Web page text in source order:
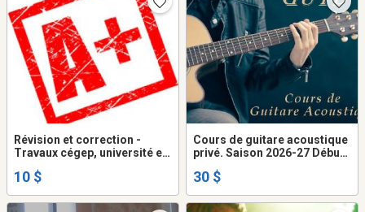
Révision et correction -
Travaux cégep, université et
10 $
Cours de guitare acoustique
privé. Saison 2026-27 Début
30 $